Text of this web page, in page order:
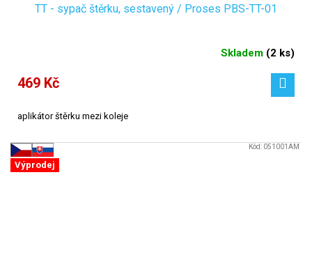
TT - sypač štěrku, sestavený / Proses PBS-TT-01
Skladem (2 ks)
469 Kč
aplikátor štěrku mezi koleje
Výprodej
Kód: 051001AM